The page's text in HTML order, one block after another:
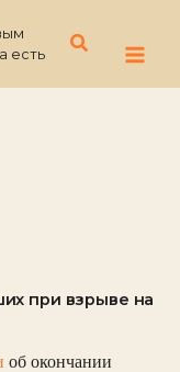
есть
Поиск
при взрыве на
об окончании